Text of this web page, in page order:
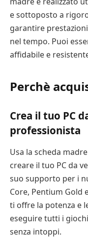
e sottoposto a
garantire
nel tempo. Puoi
affidabile e
Perchè
Crea il tuo PC
professionista
Usa la scheda madre
creare il tuo PC da
suo supporto per i
Core, Pentium Gold
ti offre la potenza e
eseguire tutti i
senza intoppi.